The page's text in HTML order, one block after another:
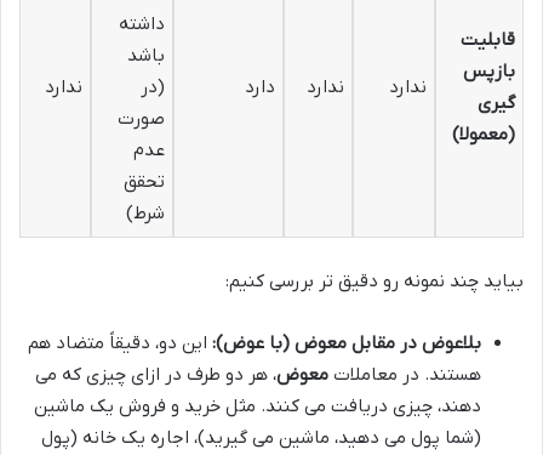
قابلیت
بازپس
گیری
(معمولا)
ندارد ندارد دارد
داشته
باشد
(در
صورت
عدم
تحقق
شرط)
ندارد
بیاید چند نمونه رو دقیق تر بررسی کنیم:
بلاعوض در مقابل معوض (با عوض): این دو، دقیقاً متضاد هم
هستند. در معاملات معوض، هر دو طرف در ازای چیزی که می
دهند، چیزی دریافت می کنند. مثل خرید و فروش یک ماشین
(شما پول می دهید، ماشین می گیرید)، اجاره یک خانه (پول